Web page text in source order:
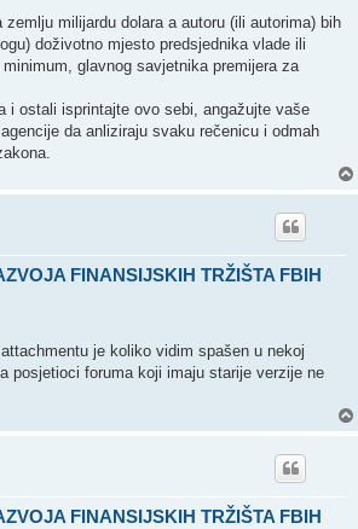
milijardu dolara a autoru (ili autorima) bih
doživotno mjesto predsjednika vlade ili
glavnog savjetnika premijera za
i ostali isprintajte ovo sebi, angažujte vaše
da anliziraju svaku rečenicu i odmah
FINANSIJSKIH TRŽIŠTA FBIH
je koliko vidim spašen u nekoj
posjetioci foruma koji imaju starije verzije ne
FINANSIJSKIH TRŽIŠTA FBIH